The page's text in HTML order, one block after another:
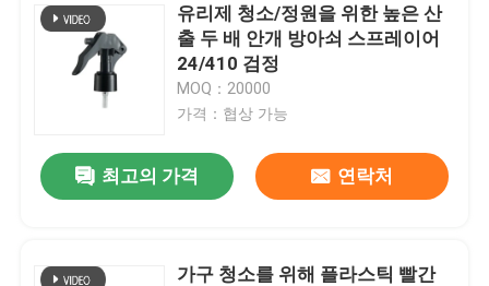
유리제 청소/정원을 위한 높은 산
출 두 배 안개 방아쇠 스프레이어
24/410 검정
MOQ：20000
가격：협상 가능
최고의 가격 연락처
가구 청소를 위해 플라스틱 빨간